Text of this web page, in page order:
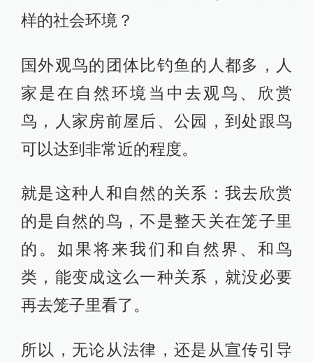
样的社会环境？
国外观鸟的团体比钓鱼的人都多，人
家是在自然环境当中去观鸟、欣赏
鸟，人家房前屋后、公园，到处跟鸟
可以达到非常近的程度。
就是这种人和自然的关系：我去欣赏
的是自然的鸟，不是整天关在笼子里
的。如果将来我们和自然界、和鸟
类，能变成这么一种关系，就没必要
再去笼子里看了。
所以，无论从法律，还是从宣传引导